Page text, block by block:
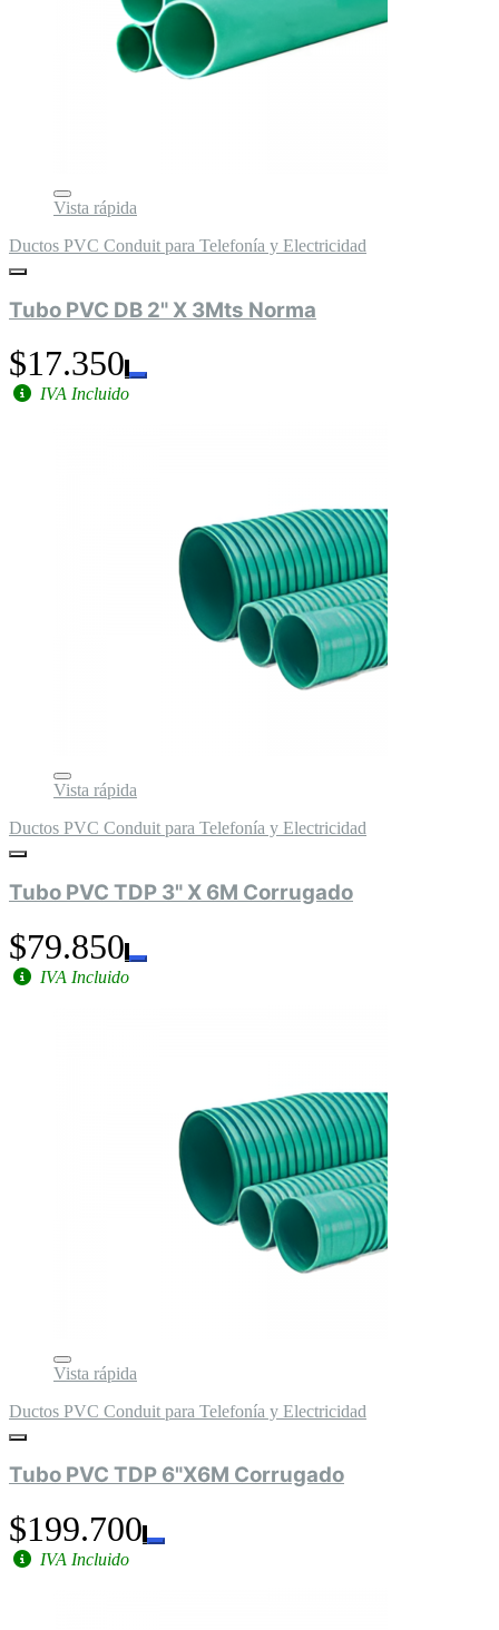
Vista rápida
Ductos PVC Conduit para Telefonía y Electricidad
Tubo PVC DB 2" X 3Mts Norma
$17.350
IVA Incluido
Vista rápida
Ductos PVC Conduit para Telefonía y Electricidad
Tubo PVC TDP 3" X 6M Corrugado
$79.850
IVA Incluido
Vista rápida
Ductos PVC Conduit para Telefonía y Electricidad
Tubo PVC TDP 6"X6M Corrugado
$199.700
IVA Incluido